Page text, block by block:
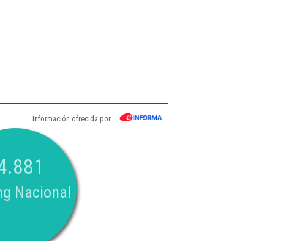
Información ofrecida por
Nacional